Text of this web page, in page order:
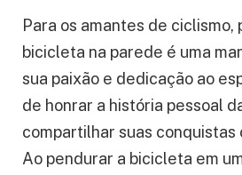
Para os amantes de ciclismo,
bicicleta na parede é uma
sua paixão e dedicação ao
de honrar a história pessoal
compartilhar suas conquistas
Ao pendurar a bicicleta em